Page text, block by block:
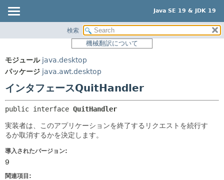
Java SE 19 & JDK 19
パッケージ
使用
ツリー
プレビュー
新規
非推奨
索引
サマリー:
ネスト済
メソッド
フィールド
検索
機械翻訳について
モジュール java.desktop
パッケージ java.awt.desktop
インタフェースQuitHandler
public interface QuitHandler
実装者は、このアプリケーションを終了するリクエストを続行す
るか取消するかを決定します。
導入されたバージョン:
9
関連項目: